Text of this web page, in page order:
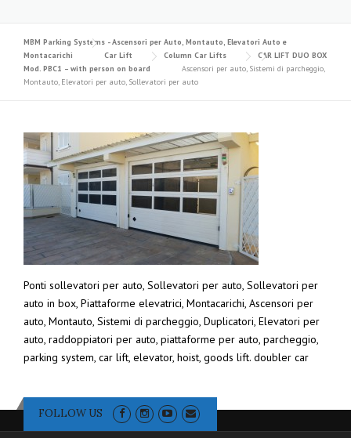
MBM Parking Systems - Ascensori per Auto, Montauto, Elevatori Auto e
Montacarichi
Car Lift Column Car Lifts
CAR LIFT DUO BOX
Mod. PBC1 – with person on board
Ascensori per auto, Sistemi di parcheggio,
Montauto, Elevatori per auto, Sollevatori per auto
Ponti sollevatori per auto, Sollevatori per auto, Sollevatori per
auto in box, Piattaforme elevatrici, Montacarichi, Ascensori per
auto, Montauto, Sistemi di parcheggio, Duplicatori, Elevatori per
auto, raddoppiatori per auto, piattaforme per auto, parcheggio,
parking system, car lift, elevator, hoist, goods lift. doubler car
FOLLOW US